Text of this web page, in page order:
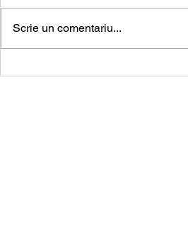
Scrie un comentariu...